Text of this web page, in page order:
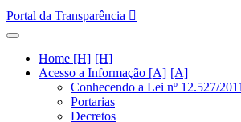
Portal da Transparência
Home [H]
Acesso a Informação [A]
Conhecendo a Lei nº 12.527/2011
Portarias
Decretos